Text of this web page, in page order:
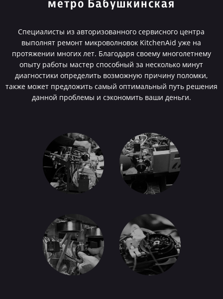
метро Бабушкинская
Специалисты из авторизованного сервисного центра
выполнят ремонт микроволновок KitchenAid уже на
протяжении многих лет. Благодаря своему многолетнему
опыту работы мастер способный за несколько минут
диагностики определить возможную причину поломки,
также может предложить самый оптимальный путь решения
данной проблемы и сэкономить ваши деньги.